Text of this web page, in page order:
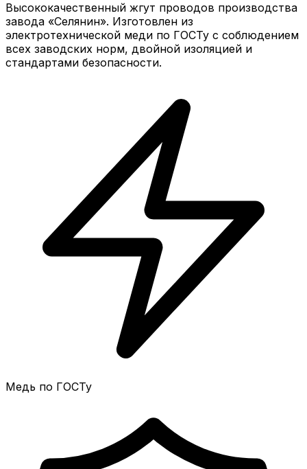
Высококачественный жгут проводов производства
завода «Селянин». Изготовлен из
электротехнической меди по ГОСТу с соблюдением
всех заводских норм, двойной изоляцией и
стандартами безопасности.
Медь по ГОСТу